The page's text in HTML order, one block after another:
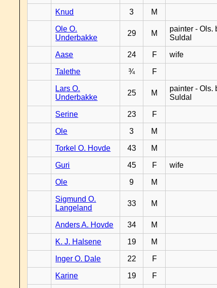
Knud 3 M
Ole O.
Underbakke
29 M
painter - Ols.
Suldal
Aase 24 F wife
Talethe ¾ F
Lars O.
Underbakke
25 M
painter - Ols.
Suldal
Serine 23 F
Ole 3 M
Torkel O. Hovde 43 M
Guri 45 F wife
Ole 9 M
Sigmund O.
Langeland
33 M
Anders A. Hovde 34 M
K. J. Halsene 19 M
Inger O. Dale 22 F
Karine 19 F